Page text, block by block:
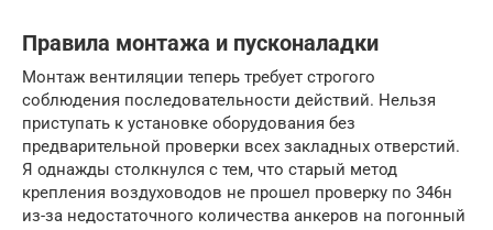
Правила монтажа и пусконаладки
Монтаж вентиляции теперь требует строгого
соблюдения последовательности действий. Нельзя
приступать к установке оборудования без
предварительной проверки всех закладных отверстий.
Я однажды столкнулся с тем, что старый метод
крепления воздуховодов не прошел проверку по 346н
из-за недостаточного количества анкеров на погонный